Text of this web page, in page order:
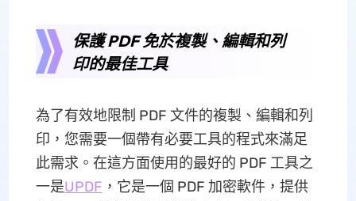
保護 PDF 免於複製、編輯和列
印的最佳工具
為了有效地限制 PDF 文件的複製、編輯和列
印，您需要一個帶有必要工具的程式來滿足
此需求。在這方面使用的最好的 PDF 工具之
一是UPDF ，它是一個 PDF 加密軟件，提供